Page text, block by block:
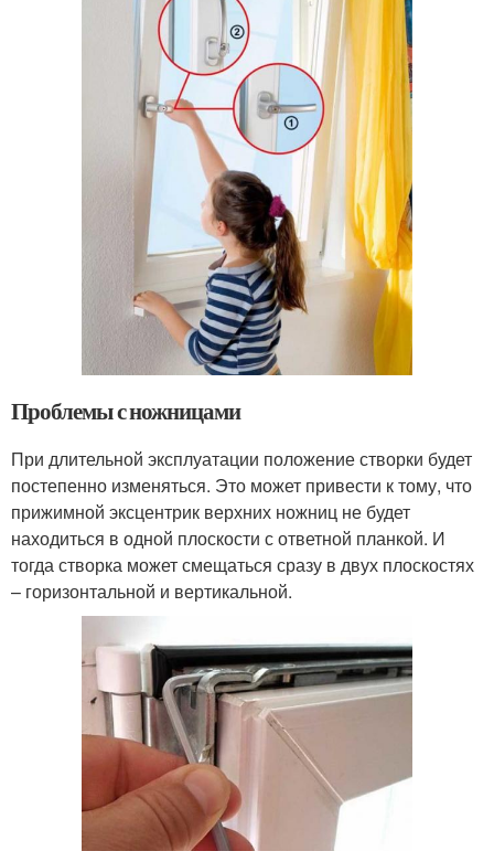
Проблемы с ножницами
При длительной эксплуатации положение створки будет
постепенно изменяться. Это может привести к тому, что
прижимной эксцентрик верхних ножниц не будет
находиться в одной плоскости с ответной планкой. И
тогда створка может смещаться сразу в двух плоскостях
– горизонтальной и вертикальной.